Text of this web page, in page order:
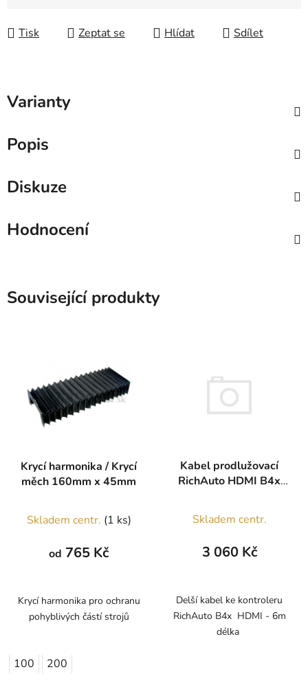
Tisk
Zeptat se Hlídat Sdílet
Varianty
Popis
Diskuze
Hodnocení
Související produkty
Krycí harmonika / Krycí
měch 160mm x 45mm
Skladem centr. (1 ks)
od 765 Kč
Krycí harmonika pro ochranu
pohyblivých částí strojů
100 200
Kabel prodlužovací
RichAuto HDMI B4x
hodnocení
produktu
z
5
hvězdiček.
Skladem centr.
3 060 Kč
Delší kabel ke kontroleru
RichAuto B4x HDMI - 6m
délka